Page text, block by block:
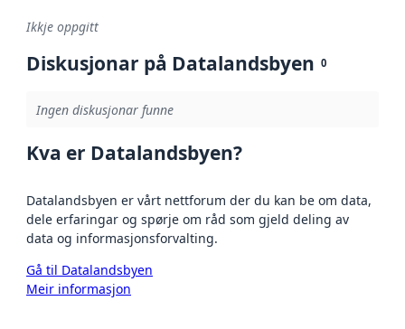
Ikkje oppgitt
Diskusjonar på Datalandsbyen 0
Ingen diskusjonar funne
Kva er Datalandsbyen?
Datalandsbyen er vårt nettforum der du kan be om data,
dele erfaringar og spørje om råd som gjeld deling av
data og informasjonsforvalting.
Gå til Datalandsbyen
Meir informasjon